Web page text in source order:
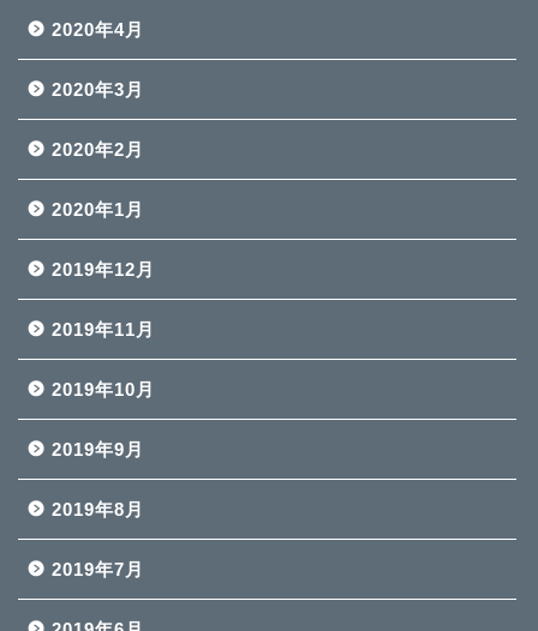
2020年4月
2020年3月
2020年2月
2020年1月
2019年12月
2019年11月
2019年10月
2019年9月
2019年8月
2019年7月